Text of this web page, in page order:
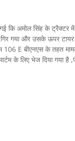
गई कि अमोल सिंह के ट्रैक्टर
गिर गया और उसके ऊपर
106 E बीएनएस के तहत
के लिए भेज दिया गया है